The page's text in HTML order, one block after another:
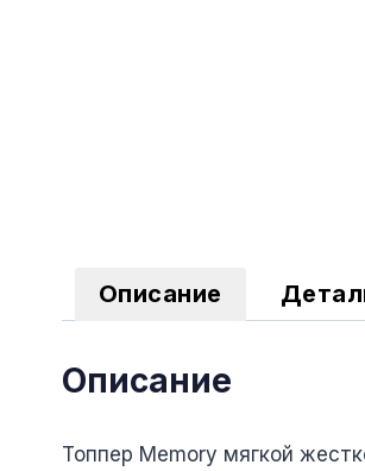
Описание
Описание
Топпер Memory мягкой